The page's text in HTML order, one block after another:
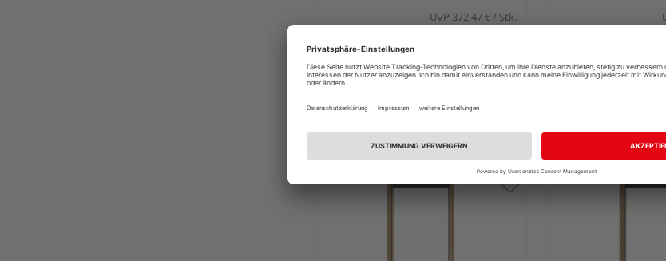
UVP 372,47 € / Stk.
Verkauf & Versanddurch Ihren Händler
Bayreuth
Erhältlich bei8 weiteren Händlern
Verkauf & Versanddurch
Erhältlich bei6